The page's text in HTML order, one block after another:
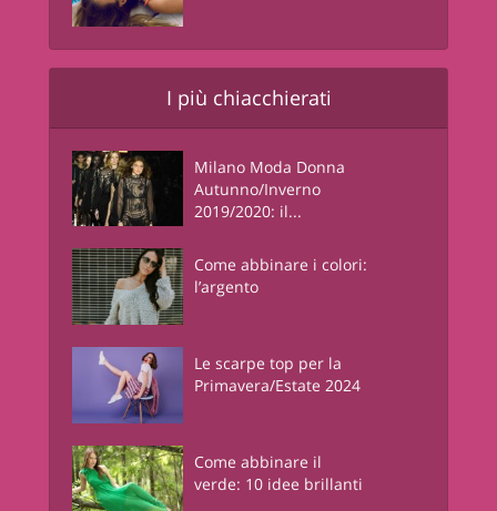
I più chiacchierati
Milano Moda Donna
Autunno/Inverno
2019/2020: il...
Come abbinare i colori:
l’argento
Le scarpe top per la
Primavera/Estate 2024
Come abbinare il
verde: 10 idee brillanti